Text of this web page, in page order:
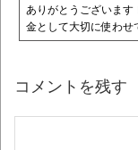
ありがとうございま
金として大切に使わ
コメントを残す